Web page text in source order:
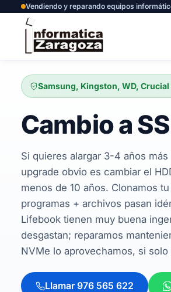
Vendiendo y reparando equipos
Samsung, Kingston, WD, Crucial
Cambio a
Si quieres alargar 3-4 años
upgrade obvio es cambiar el
menos de 10 años. Clonamos
programas + archivos pasan
Lifebook tienen muy buena
desgastan; reparamos
NVMe lo aprovechamos, si
Llamar 976 565 622